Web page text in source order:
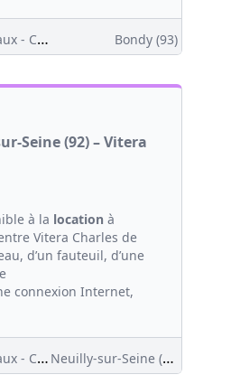
Offre de locaux - Clientèle Bondy (93)
Seine (92) – Vitera
à la location à
Vitera Charles de
d’un fauteuil, d’une
connexion Internet,
Offre de locaux - Clientèle Neuilly-sur-Seine (92)